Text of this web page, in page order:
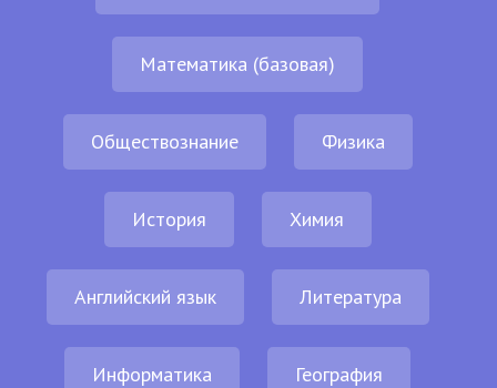
Математика (базовая)
Обществознание Физика
История Химия
Английский язык Литература
Информатика География